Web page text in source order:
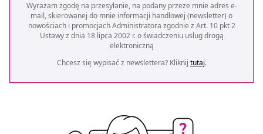
dla funkcjonowania Strony. Będzie się to jednak wiązało
z brakiem dostępu do wszystkich funkcjonalności
Strony.
Wyrażam zgodę na przesyłanie, na podany przeze mnie adres e-
mail, skierowanej do mnie informacji handlowej (newsletter) o
nowościach i promocjach Administratora zgodnie z Art. 10 pkt 2
Ustawy z dnia 18 lipca 2002 r. o świadczeniu usług drogą
elektroniczną
Chcesz się wypisać z newslettera? Kliknij tutaj.